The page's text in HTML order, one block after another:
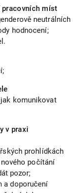
míst
neutrálních
hodnocení;
komunikovat
v praxi
prohlídkách
počítání
pozor;
a doporučení